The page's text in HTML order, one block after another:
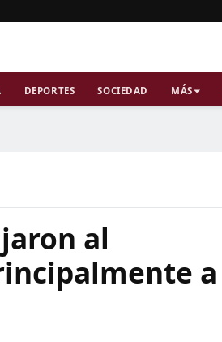
DEPORTES SOCIEDAD MÁS
al
a